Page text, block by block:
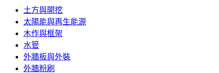
土方與開挖
太陽能與再生能源
木作與框架
水管
外牆板與外裝
外牆粉刷